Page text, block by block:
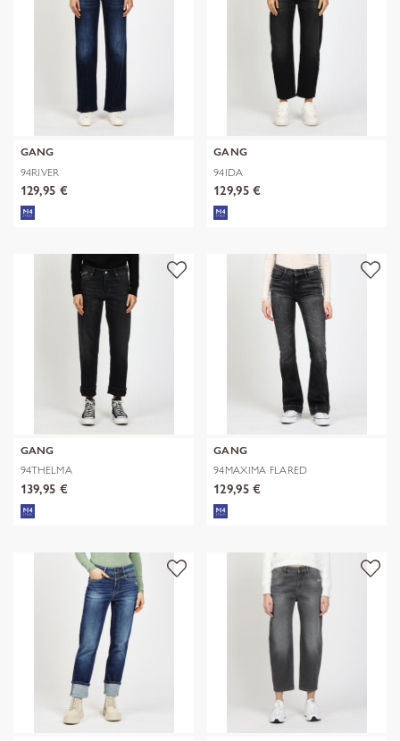
GANG
94RIVER
129,95 €
GANG
94IDA
129,95 €
GANG
94THELMA
139,95 €
GANG
94MAXIMA FLARED
129,95 €